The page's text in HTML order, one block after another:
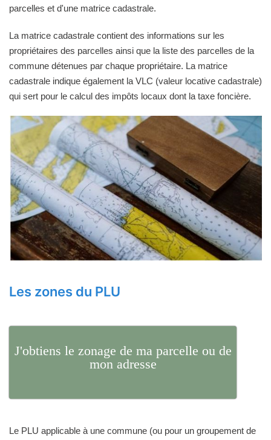
parcelles et d'une matrice cadastrale.
La matrice cadastrale contient des informations sur les
propriétaires des parcelles ainsi que la liste des parcelles de la
commune détenues par chaque propriétaire. La matrice
cadastrale indique également la VLC (valeur locative cadastrale)
qui sert pour le calcul des impôts locaux dont la taxe foncière.
Les zones du PLU
J'obtiens le zonage de ma parcelle ou de
mon adresse
Le PLU applicable à une commune (ou pour un groupement de